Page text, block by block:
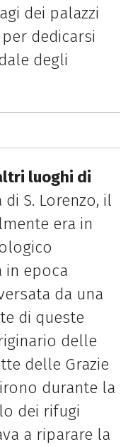
dei palazzi
dedicarsi
degli
luoghi di
S. Lorenzo, il
era in
in epoca
da una
di queste
delle
delle Grazie
durante la
dei rifugi
a riparare la